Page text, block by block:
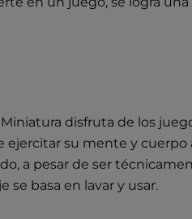
disfruta de los
su mente y cuerpo
a pesar de ser
se basa en lavar y usar.